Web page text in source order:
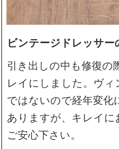
ビンテージドレッサー
引き出しの中も修復の
レイにしました。ヴ
ではないので経年変化
ありますが、キレイ
ご安心下さい。